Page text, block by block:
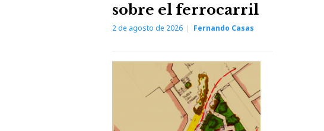
sobre el ferrocarril
2 de agosto de 2026 Fernando Casas